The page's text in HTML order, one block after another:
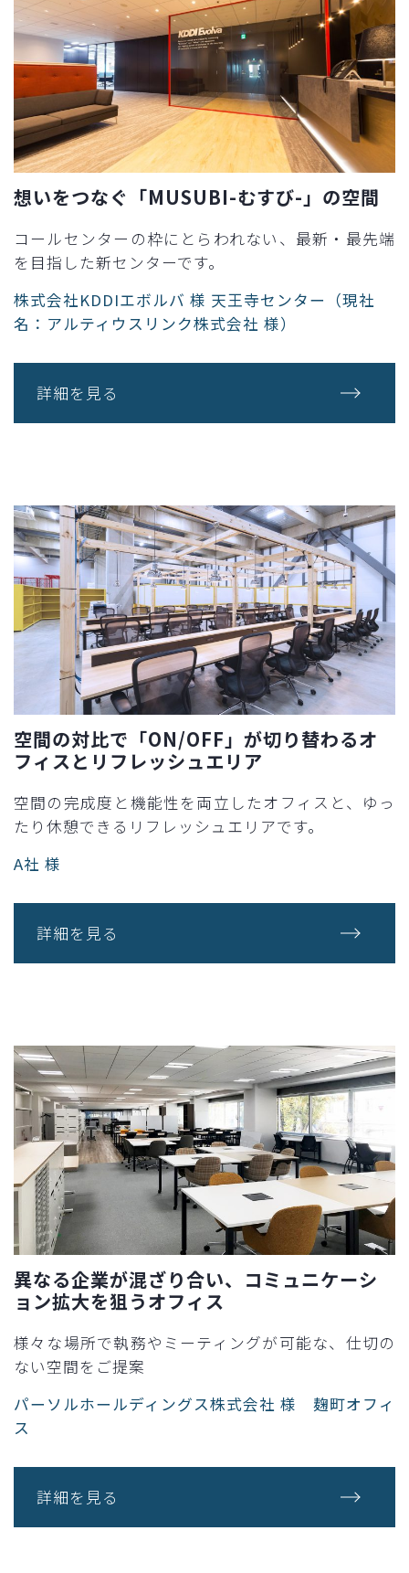
想いをつなぐ「MUSUBI-むすび-」の空間
コールセンターの枠にとらわれない、最新・最先端
を目指した新センターです。
株式会社KDDIエボルバ 様 天王寺センター（現社
名：アルティウスリンク株式会社 様）
詳細を見る
空間の対比で「ON/OFF」が切り替わるオ
フィスとリフレッシュエリア
空間の完成度と機能性を両立したオフィスと、ゆっ
たり休憩できるリフレッシュエリアです。
A社 様
詳細を見る
異なる企業が混ざり合い、コミュニケーシ
ョン拡大を狙うオフィス
様々な場所で執務やミーティングが可能な、仕切の
ない空間をご提案
パーソルホールディングス株式会社 様 麹町オフィ
ス
詳細を見る